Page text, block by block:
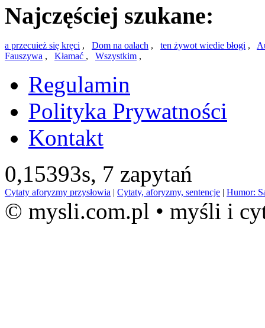
Najczęściej szukane:
a przecuież się kręci , Dom na oalach , ten żywot wiedie błogi ,
Fauszywa , Kłamać , Wszystkim ,
Regulamin
Polityka Prywatności
Kontakt
0,15393s, 7 zapytań
Cytaty aforyzmy przysłowia | Cytaty, aforyzmy, sentencje | Humor:
© mysli.com.pl • myśli i